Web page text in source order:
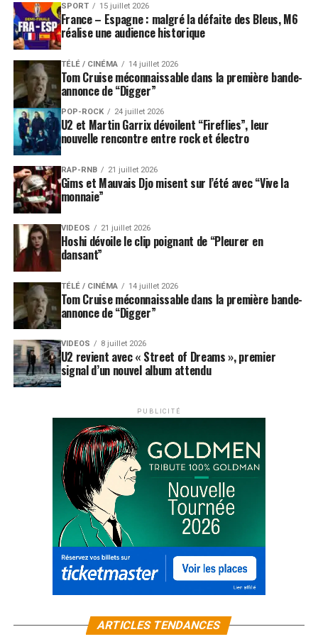
SPORT 15 juillet 2026
France – Espagne : malgré la défaite des Bleus, M6
réalise une audience historique
TÉLÉ / CINÉMA 14 juillet 2026
Tom Cruise méconnaissable dans la première bande-
annonce de “Digger”
POP-ROCK 24 juillet 2026
U2 et Martin Garrix dévoilent “Fireflies”, leur
nouvelle rencontre entre rock et électro
RAP-RNB 21 juillet 2026
Gims et Mauvais Djo misent sur l’été avec “Vive la
monnaie”
VIDEOS 21 juillet 2026
Hoshi dévoile le clip poignant de “Pleurer en
dansant”
TÉLÉ / CINÉMA 14 juillet 2026
Tom Cruise méconnaissable dans la première bande-
annonce de “Digger”
VIDEOS 8 juillet 2026
U2 revient avec « Street of Dreams », premier
signal d’un nouvel album attendu
PUBLICITÉ
ARTICLES TENDANCES